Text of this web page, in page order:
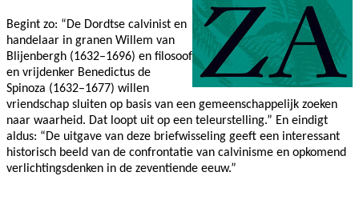
Begint zo: “De Dordtse calvinist en
handelaar in granen Willem van
Blijenbergh (1632–1696) en filosoof
en vrijdenker Benedictus de
Spinoza (1632–1677) willen
vriendschap sluiten op basis van een gemeenschappelijk zoeken
naar waarheid. Dat loopt uit op een teleurstelling.” En eindigt
aldus: “De uitgave van deze briefwisseling geeft een interessant
historisch beeld van de confrontatie van calvinisme en opkomend
verlichtingsdenken in de zeventiende eeuw.”